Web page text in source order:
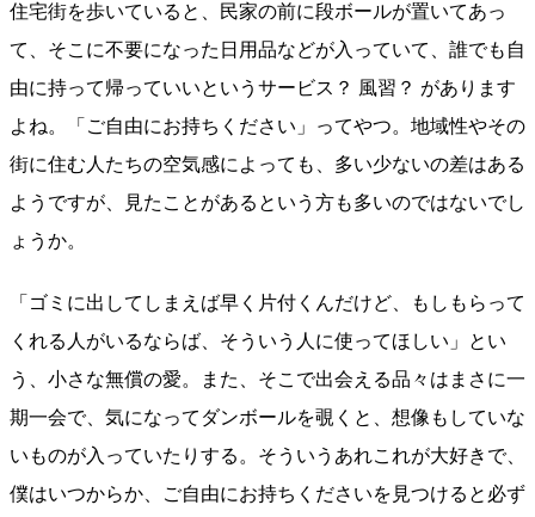
住宅街を歩いていると、民家の前に段ボールが置いてあっ
て、そこに不要になった日用品などが入っていて、誰でも自
由に持って帰っていいというサービス？ 風習？ があります
よね。「ご自由にお持ちください」ってやつ。地域性やその
街に住む人たちの空気感によっても、多い少ないの差はある
ようですが、見たことがあるという方も多いのではないでし
ょうか。
「ゴミに出してしまえば早く片付くんだけど、もしもらって
くれる人がいるならば、そういう人に使ってほしい」とい
う、小さな無償の愛。また、そこで出会える品々はまさに一
期一会で、気になってダンボールを覗くと、想像もしていな
いものが入っていたりする。そういうあれこれが大好きで、
僕はいつからか、ご自由にお持ちくださいを見つけると必ず